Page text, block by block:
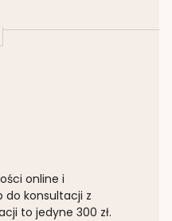
online i
konsultacji z
to jedyne 300 zł.